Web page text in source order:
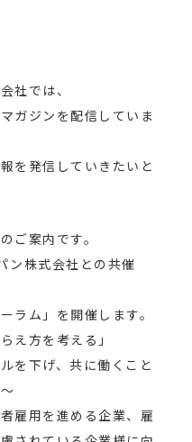
社では、
ガジンを配信していま
を発信していきたいと
ご案内です。
ン株式会社との共催
ラム」を開催します。
え方を考える」
を下げ、共に働くこと
雇用を進める企業、雇